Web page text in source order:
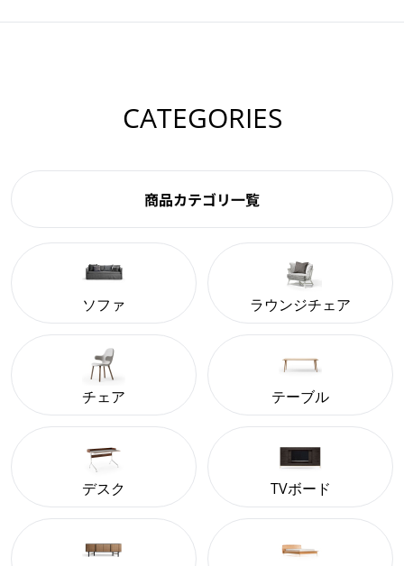
CATEGORIES
商品カテゴリ一覧
ソファ ラウンジチェア
チェア テーブル
デスク TVボード